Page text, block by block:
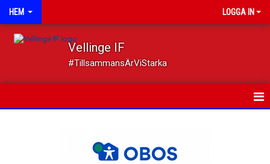
HEM LOGGA IN
Vellinge IF
#TillsammansÄrViStarka